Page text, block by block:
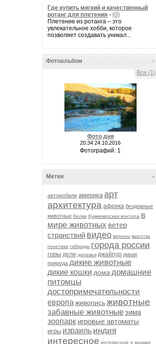
Где купить мягкий и качественный
ротанг для плетения - (0)
Плетение из ротанга – это
увлекательное хобби, которое
позволяет создавать уникал...
-
Фотоальбом
Все (1)
Фото дня
20:34 24.10.2016
Фотографий: 1
-
Метки
автомобили америка арт
архитектура африка бездомные
животные белки букмекерская контора в
мире животных ветер
странствий видео вороны высотка
генетика гибриды города россии
горы дели деревья джайпур дикая
природа дикие животные
дикие кошки дома домашние
питомцы
достопримечательности
европа живописьживотные
забавные животныезима
зоопарк игровые автоматы
игры израиль индия
интересное интересное о кошках